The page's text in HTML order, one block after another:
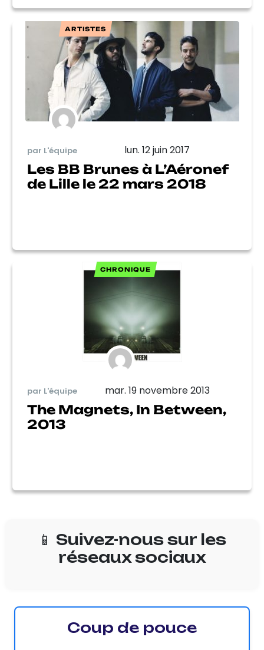
ARTISTES
par L'équipe lun. 12 juin 2017
Les BB Brunes à L’Aéronef
de Lille le 22 mars 2018
CHRONIQUE
par L'équipe mar. 19 novembre 2013
The Magnets, In Between,
2013
📱 Suivez-nous sur les
réseaux sociaux
Coup de pouce